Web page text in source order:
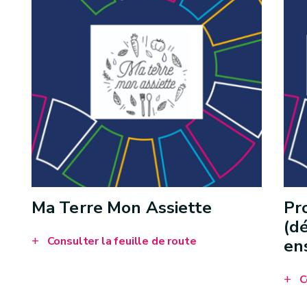
Ma Terre Mon Assiette
Consulter la feuille de route